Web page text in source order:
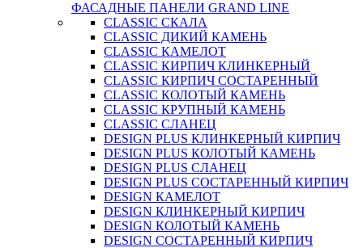
ФАСАДНЫЕ ПАНЕЛИ GRAND LINE
CLASSIC СКАЛА
CLASSIC ДИКИЙ КАМЕНЬ
CLASSIC КАМЕЛОТ
CLASSIC КИРПИЧ КЛИНКЕРНЫЙ
CLASSIC КИРПИЧ СОСТАРЕННЫЙ
CLASSIC КОЛОТЫЙ КАМЕНЬ
CLASSIC КРУПНЫЙ КАМЕНЬ
CLASSIC СЛАНЕЦ
DESIGN PLUS КЛИНКЕРНЫЙ КИРПИЧ
DESIGN PLUS КОЛОТЫЙ КАМЕНЬ
DESIGN PLUS СЛАНЕЦ
DESIGN PLUS СОСТАРЕННЫЙ КИРПИЧ
DESIGN КАМЕЛОТ
DESIGN КЛИНКЕРНЫЙ КИРПИЧ
DESIGN КОЛОТЫЙ КАМЕНЬ
DESIGN СОСТАРЕННЫЙ КИРПИЧ